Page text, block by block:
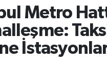
Metro
Namaz Vakitleri
Trafik Yoğunluk Haritası
Lig Puan Durumu ve